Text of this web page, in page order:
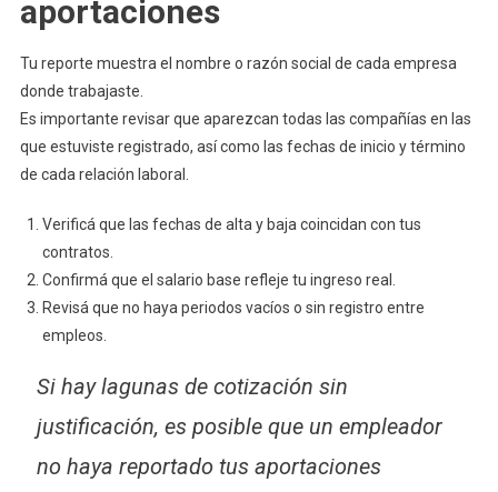
aportaciones
Tu reporte muestra el nombre o razón social de cada empresa
donde trabajaste.
Es importante revisar que aparezcan todas las compañías en las
que estuviste registrado, así como las fechas de inicio y término
de cada relación laboral.
Verificá que las fechas de alta y baja coincidan con tus
contratos.
Confirmá que el salario base refleje tu ingreso real.
Revisá que no haya periodos vacíos o sin registro entre
empleos.
Si hay lagunas de cotización sin
justificación, es posible que un empleador
no haya reportado tus aportaciones